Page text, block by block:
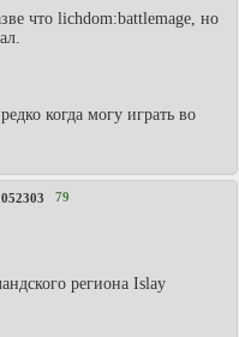
что lichdom:battlemage, но
когда могу играть во
79
региона Islay